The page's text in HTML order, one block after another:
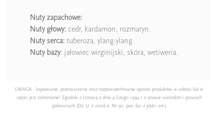
Nuty zapachowe:
Nuty głowy: cedr, kardamon, rozmaryn.
Nuty serca: tuberoza, ylang-ylang.
Nuty bazy: jałowiec wirginijski, skóra, wetiweria.
UWAGA - kopiowanie, przetwarzanie oraz rozpowszechnianie opisów produktów w całości lub w
części jest zabronione! Zgodnie z Ustawą z dnia 4 lutego 1994 r. o prawie autorskim i prawach
pokrewnych (Dz. U. z 2006 e. Nr 90, poz. 631 z późn. zm.)